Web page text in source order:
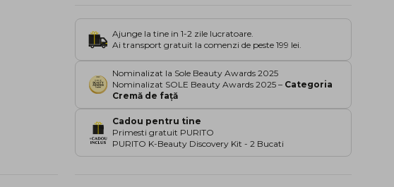
Ajunge la tine in 1-2 zile lucratoare.
Ai transport gratuit la comenzi de peste 199 lei.
Nominalizat la Sole Beauty Awards 2025
Nominalizat SOLE Beauty Awards 2025 – Categoria
Cremă de față
Cadou pentru tine
Primesti gratuit PURITO
PURITO K-Beauty Discovery Kit - 2 Bucati